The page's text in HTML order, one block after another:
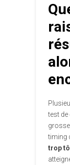
test
timing
trop